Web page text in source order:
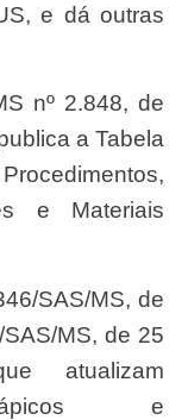
e dá outras
a Tabela
e Materiais
MS, de 25
atualizam
e